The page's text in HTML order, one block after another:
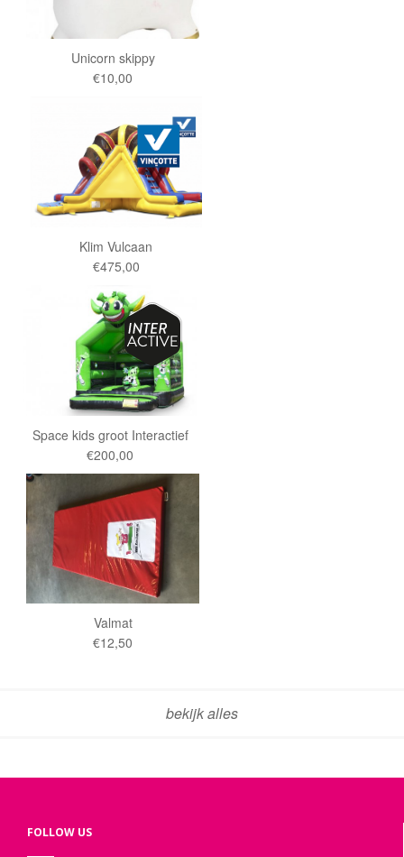
Unicorn skippy
€10,00
Klim Vulcaan
€475,00
Space kids groot Interactief
€200,00
Valmat
€12,50
bekijk alles
FOLLOW US